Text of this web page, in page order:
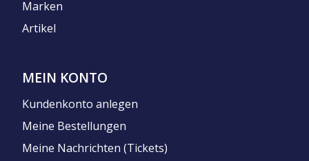
Marken
Artikel
MEIN KONTO
Kundenkonto anlegen
Meine Bestellungen
Meine Nachrichten (Tickets)